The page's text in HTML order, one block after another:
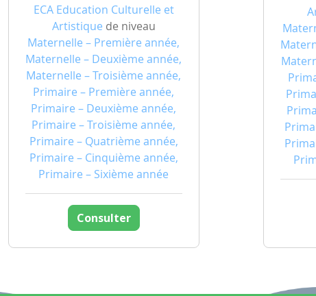
ECA Education Culturelle et
Artistique de niveau
Maternelle – Première année,
Maternelle – Deuxième année,
Maternelle – Troisième année,
Primaire – Première année,
Primaire – Deuxième année,
Primaire – Troisième année,
Primaire – Quatrième année,
Primaire – Cinquième année,
Primaire – Sixième année
Consulter